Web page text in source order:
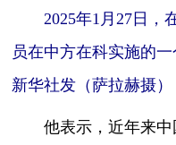
2025年1月27日，
员在中方在科实施的
新华社发（萨拉赫摄）
他表示，近年来中